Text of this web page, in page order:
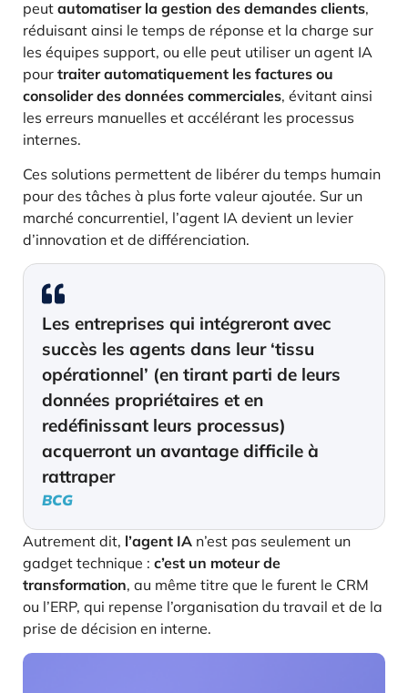
peut automatiser la gestion des demandes clients,
réduisant ainsi le temps de réponse et la charge sur
les équipes support, ou elle peut utiliser un agent IA
pour traiter automatiquement les factures ou
consolider des données commerciales, évitant ainsi
les erreurs manuelles et accélérant les processus
internes.
Ces solutions permettent de libérer du temps humain
pour des tâches à plus forte valeur ajoutée. Sur un
marché concurrentiel, l’agent IA devient un levier
d’innovation et de différenciation.
Les entreprises qui intégreront avec
succès les agents dans leur ‘tissu
opérationnel’ (en tirant parti de leurs
données propriétaires et en
redéfinissant leurs processus)
acquerront un avantage difficile à
rattraper
BCG
Autrement dit, l’agent IA n’est pas seulement un
gadget technique : c’est un moteur de
transformation, au même titre que le furent le CRM
ou l’ERP, qui repense l’organisation du travail et de la
prise de décision en interne.